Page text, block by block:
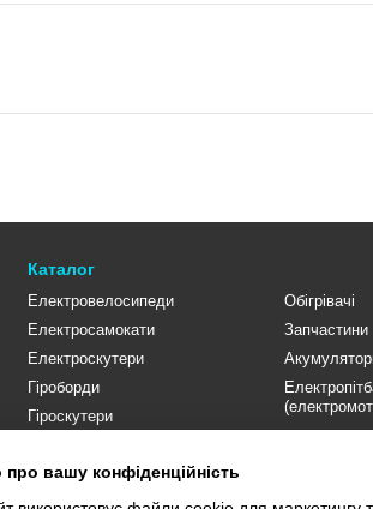
Каталог
Електровелосипеди
Електросамокати
Електроскутери
Гіроборди
Гіроскутери
Обігрівачі
Запчастини
вашу конфіденційність